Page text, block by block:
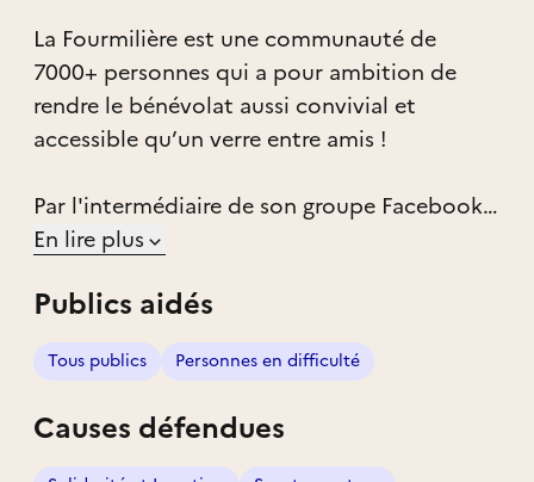
La Fourmilière est une communauté de
7000+ personnes qui a pour ambition de
rendre le bénévolat aussi convivial et
accessible qu’un verre entre amis !
Par l'intermédiaire de son groupe Facebook
et de son compte Instagram, La Fourmilière
associations, mais aussi autour de missions
lancées à son initiative.
ponctuelles, vont de : ateliers de
conversations avec des personnes primo-
En lire plus
Publics aidés
Tous publics Personnes en difficulté
Causes défendues